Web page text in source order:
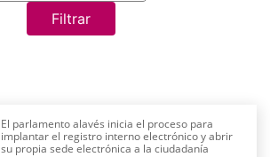
Filtrar
El parlamento alavés inicia el proceso para
implantar el registro interno electrónico y abrir
su propia sede electrónica a la ciudadanía